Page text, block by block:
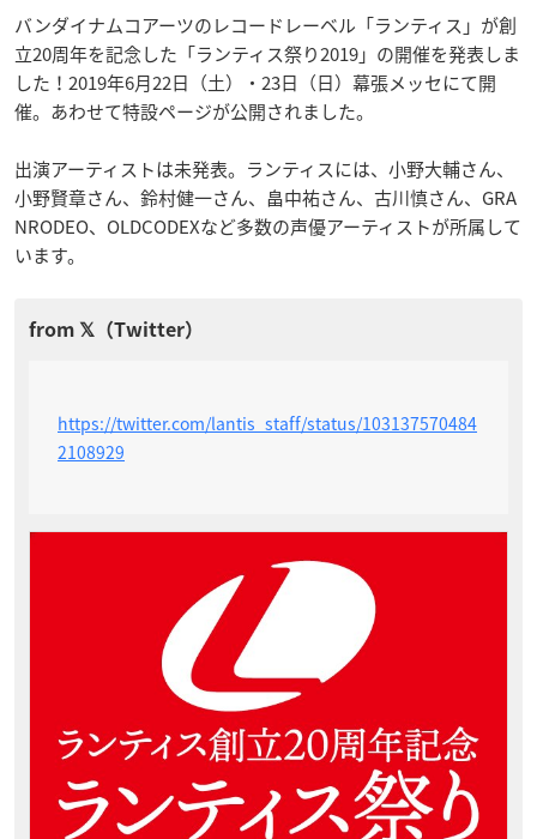
バンダイナムコアーツのレコードレーベル「ランティス」が創
立20周年を記念した「ランティス祭り2019」の開催を発表しま
した！2019年6月22日（土）・23日（日）幕張メッセにて開
催。あわせて特設ページが公開されました。
出演アーティストは未発表。ランティスには、小野大輔さん、
小野賢章さん、鈴村健一さん、畠中祐さん、古川慎さん、GRA
NRODEO、OLDCODEXなど多数の声優アーティストが所属して
います。
https://twitter.com/lantis_staff/status/103137570484
2108929